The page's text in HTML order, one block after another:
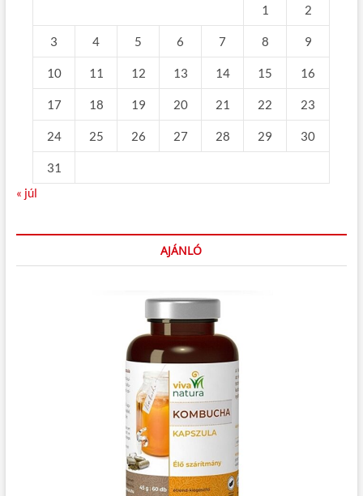
1 2
3 4 5 6 7 8 9
10 11 12 13 14 15 16
17 18 19 20 21 22 23
24 25 26 27 28 29 30
31
« júl
AJÁNLÓ